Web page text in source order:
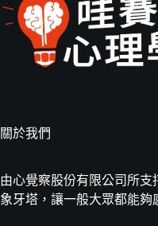
關於我們
由心覺察股份有限公司所
象牙塔，讓一般大眾都能夠